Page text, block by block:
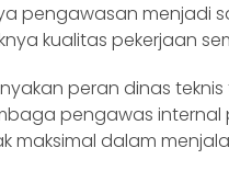
pengawasan menjadi
kualitas pekerjaan
peran dinas teknis
pengawas internal
maksimal dalam